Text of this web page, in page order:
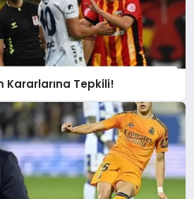
Kararlarına Tepkili!